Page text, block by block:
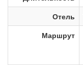
Отель
Маршрут